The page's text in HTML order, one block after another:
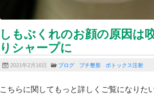
しもぶくれのお顔の原因は
りシャープに
2021年2月16日 ブログ プチ整形 ボトックス注射
こちらに関してもっと詳しくご覧になりた